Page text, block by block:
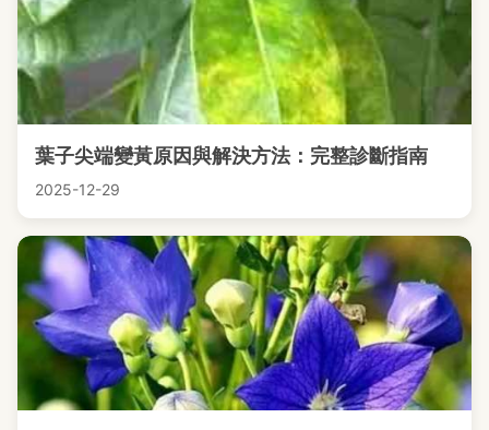
葉子尖端變黃原因與解決方法：完整診斷指南
2025-12-29